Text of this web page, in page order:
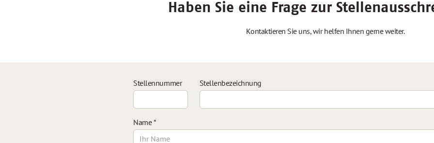
Haben Sie eine Frage zur
Kontaktieren Sie uns, wir helfen Ihnen gerne weiter.
Stellennummer Stellenbezeichnung
Name*